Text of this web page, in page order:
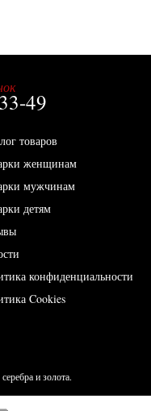
49
товаров
женщинам
мужчинам
детям
конфиденциальности
Cookies
и золота.